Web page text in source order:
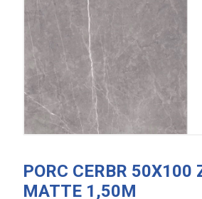
PORC CERBR 50X100
MATTE 1,50M